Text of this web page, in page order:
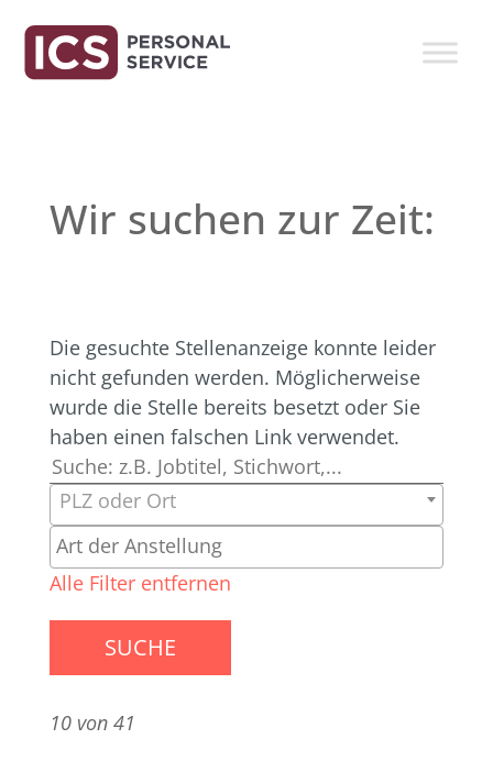
Wir suchen zur Zeit:
Die gesuchte Stellenanzeige konnte leider
nicht gefunden werden. Möglicherweise
wurde die Stelle bereits besetzt oder Sie
haben einen falschen Link verwendet.
PLZ oder Ort
Alle Filter entfernen
SUCHE
10 von 41